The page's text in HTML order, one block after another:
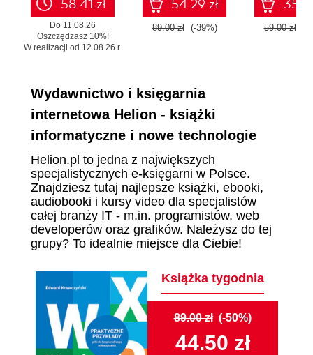
58.41 zł
Do 11.08.26
Oszczędzasz 10%!
W realizacji od 12.08.26 r.
54.29 zł
89.00 zł (-39%) 59.00 zł
Wydawnictwo i księgarnia
internetowa Helion - książki
informatyczne i nowe technologie
Helion.pl to jedna z największych
specjalistycznych e-księgarni w Polsce.
Znajdziesz tutaj najlepsze książki, ebooki,
audiobooki i kursy video dla specjalistów
całej branży IT - m.in. programistów, web
developerów oraz grafików. Należysz do tej
grupy? To idealnie miejsce dla Ciebie!
Książka tygodnia
89.00 zł (-50%)
44.50 zł